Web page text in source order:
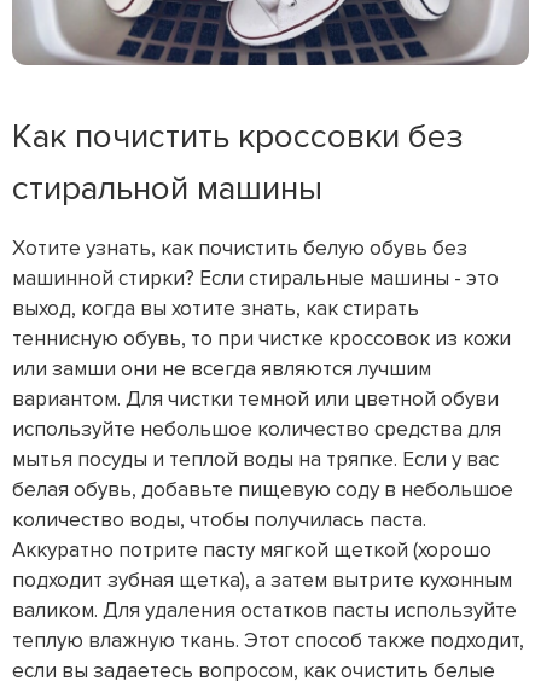
Как почистить кроссовки без
стиральной машины
Хотите узнать, как почистить белую обувь без
машинной стирки? Если стиральные машины - это
выход, когда вы хотите знать, как стирать
теннисную обувь, то при чистке кроссовок из кожи
или замши они не всегда являются лучшим
вариантом. Для чистки темной или цветной обуви
используйте небольшое количество средства для
мытья посуды и теплой воды на тряпке. Если у вас
белая обувь, добавьте пищевую соду в небольшое
количество воды, чтобы получилась паста.
Аккуратно потрите пасту мягкой щеткой (хорошо
подходит зубная щетка), а затем вытрите кухонным
валиком. Для удаления остатков пасты используйте
теплую влажную ткань. Этот способ также подходит,
если вы задаетесь вопросом, как очистить белые